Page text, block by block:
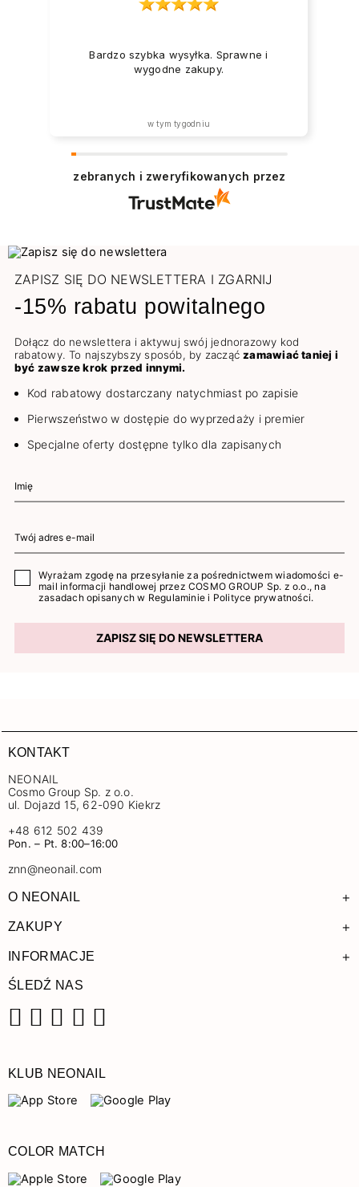
Bardzo szybka wysyłka. Sprawne i
wygodne zakupy.
w tym tygodniu
zebranych i zweryfikowanych przez
ZAPISZ SIĘ DO NEWSLETTERA I ZGARNIJ
-15% rabatu powitalnego
Dołącz do newslettera i aktywuj swój jednorazowy kod
rabatowy. To najszybszy sposób, by zacząćzamawiać taniej i
być zawsze krok przed innymi.
Kod rabatowy dostarczany natychmiast po zapisie
Pierwszeństwo w dostępie do wyprzedaży i premier
Specjalne oferty dostępne tylko dla zapisanych
Wyrażam zgodę na przesyłanie za pośrednictwem wiadomości e-
mail informacji handlowej przez COSMO GROUP Sp. z o.o., na
zasadach opisanych w Regulaminie i Polityce prywatności.
ZAPISZ SIĘ DO NEWSLETTERA
KONTAKT
NEONAIL
Cosmo Group Sp. z o.o.
ul. Dojazd 15, 62-090 Kiekrz
+48 612 502 439
Pon. – Pt. 8:00–16:00
znn@neonail.com
O NEONAIL +
ZAKUPY +
INFORMACJE +
ŚLEDŹ NAS
KLUB NEONAIL
COLOR MATCH